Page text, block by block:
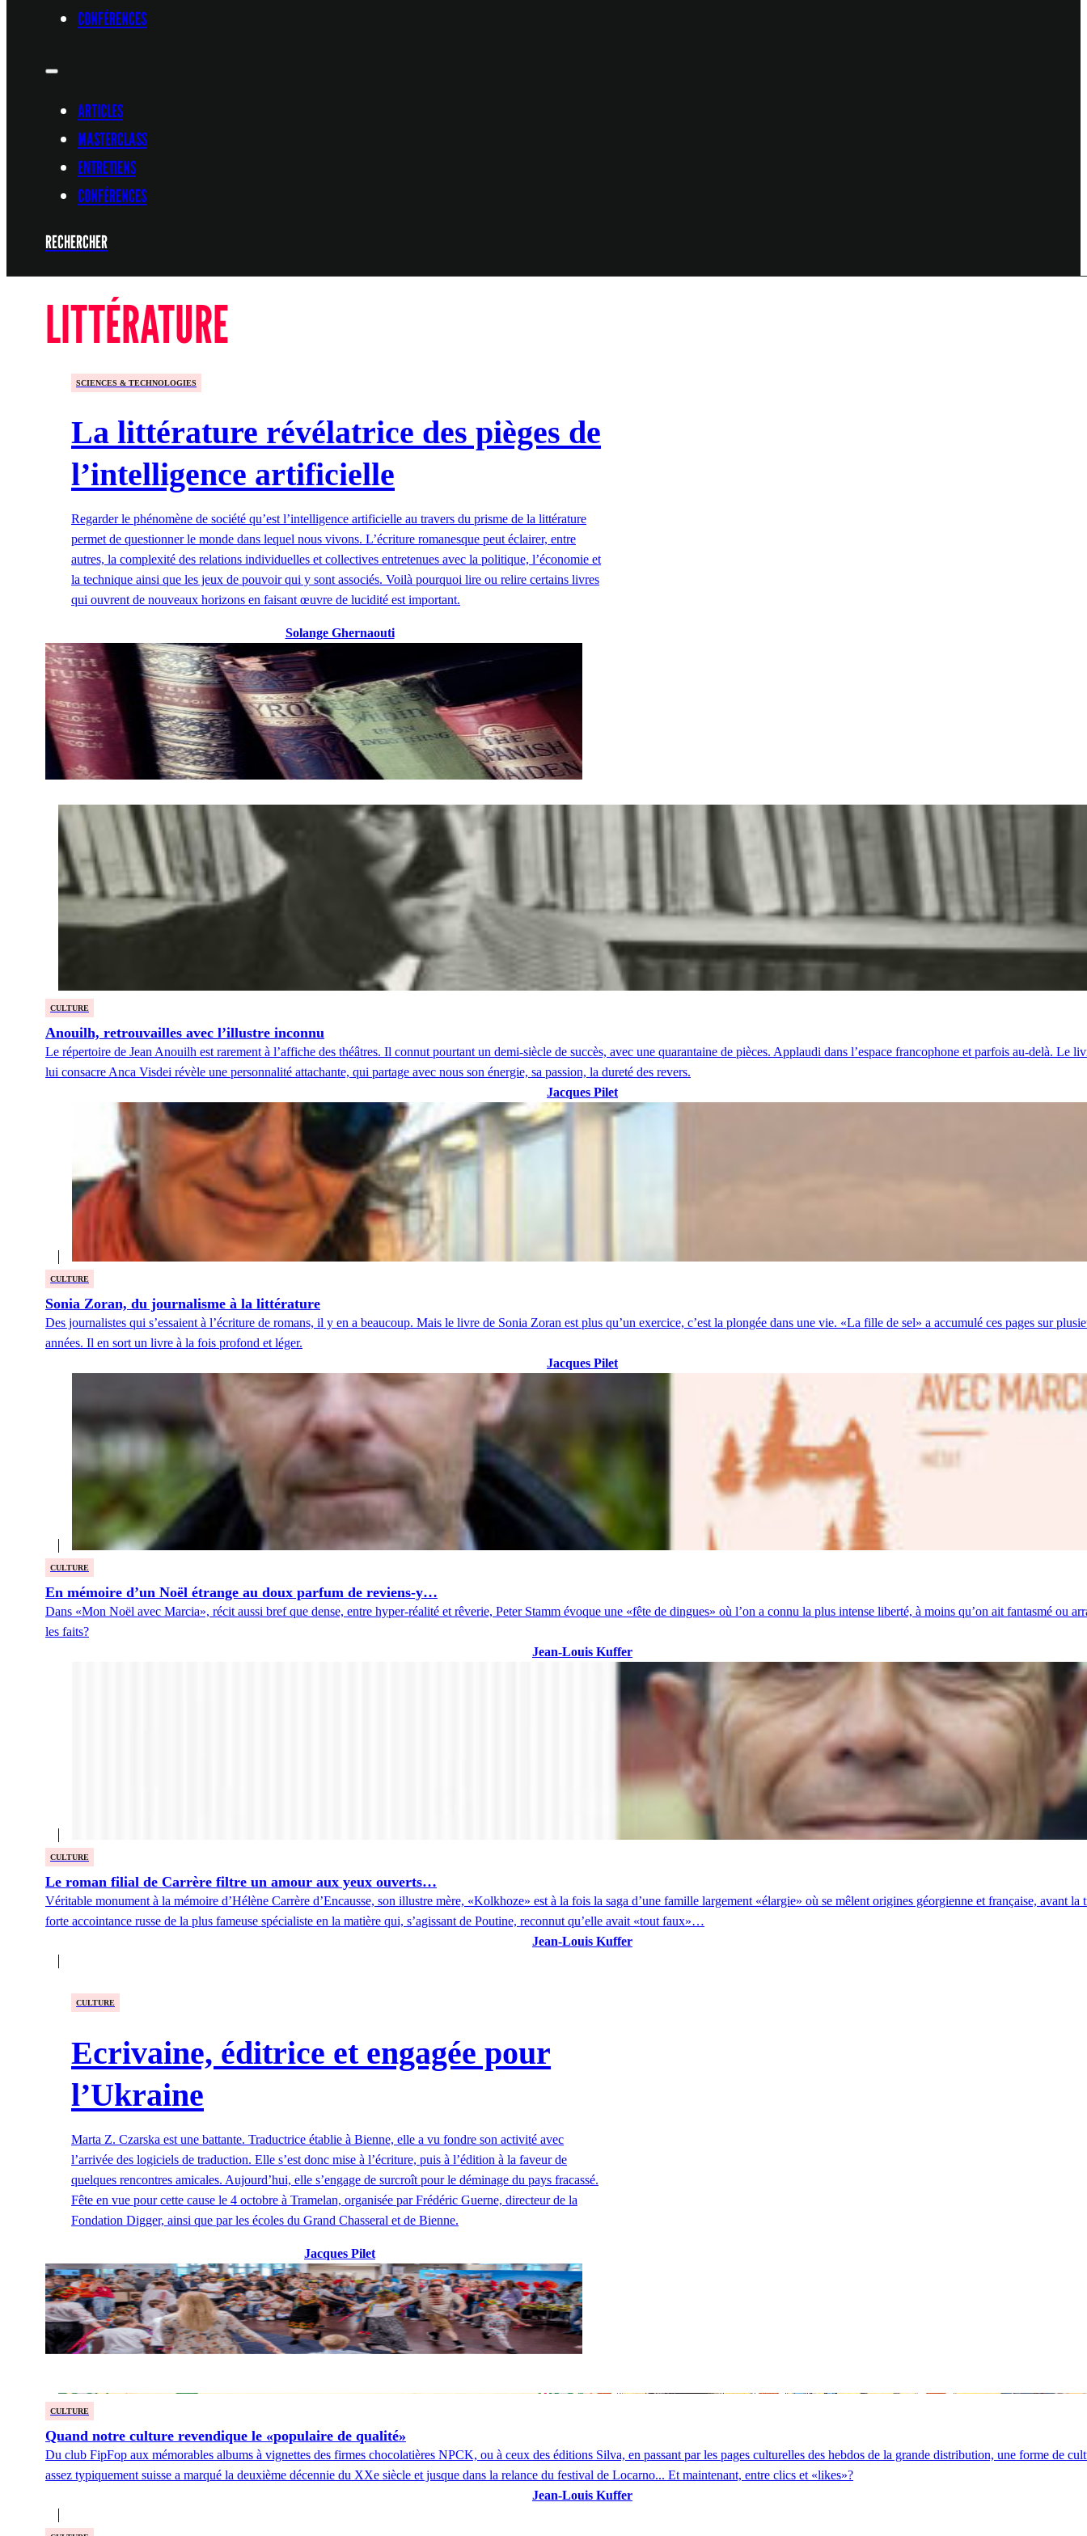
CONFÉRENCES
ARTICLES
MASTERCLASS
ENTRETIENS
CONFÉRENCES
RECHERCHER
LITTÉRATURE
SCIENCES & TECHNOLOGIES
La littérature révélatrice des pièges de
l’intelligence artificielle
Regarder le phénomène de société qu’est l’intelligence artificielle au travers du prisme de la littérature
permet de questionner le monde dans lequel nous vivons. L’écriture romanesque peut éclairer, entre
autres, la complexité des relations individuelles et collectives entretenues avec la politique, l’économie et
la technique ainsi que les jeux de pouvoir qui y sont associés. Voilà pourquoi lire ou relire certains livres
qui ouvrent de nouveaux horizons en faisant œuvre de lucidité est important.
Solange Ghernaouti
CULTURE
Anouilh, retrouvailles avec l’illustre inconnu
Le répertoire de Jean Anouilh est rarement à l’affiche des théâtres. Il connut pourtant un demi-siècle de succès, avec une quarantaine de pièces. Applaudi dans l’espace francophone et parfois au-delà. Le
lui consacre Anca Visdei révèle une personnalité attachante, qui partage avec nous son énergie, sa passion, la dureté des revers.
Jacques Pilet
CULTURE
Sonia Zoran, du journalisme à la littérature
Des journalistes qui s’essaient à l’écriture de romans, il y en a beaucoup. Mais le livre de Sonia Zoran est plus qu’un exercice, c’est la plongée dans une vie. «La fille de sel» a accumulé ces pages sur
années. Il en sort un livre à la fois profond et léger.
Jacques Pilet
CULTURE
En mémoire d’un Noël étrange au doux parfum de reviens-y…
Dans «Mon Noël avec Marcia», récit aussi bref que dense, entre hyper-réalité et rêverie, Peter Stamm évoque une «fête de dingues» où l’on a connu la plus intense liberté, à moins qu’on ait fantasmé ou
les faits?
Jean-Louis Kuffer
CULTURE
Le roman filial de Carrère filtre un amour aux yeux ouverts…
Véritable monument à la mémoire d’Hélène Carrère d’Encausse, son illustre mère, «Kolkhoze» est à la fois la saga d’une famille largement «élargie» où se mêlent origines géorgienne et française, avant la
forte accointance russe de la plus fameuse spécialiste en la matière qui, s’agissant de Poutine, reconnut qu’elle avait «tout faux»…
Jean-Louis Kuffer
CULTURE
Ecrivaine, éditrice et engagée pour
l’Ukraine
Marta Z. Czarska est une battante. Traductrice établie à Bienne, elle a vu fondre son activité avec
l’arrivée des logiciels de traduction. Elle s’est donc mise à l’écriture, puis à l’édition à la faveur de
quelques rencontres amicales. Aujourd’hui, elle s’engage de surcroît pour le déminage du pays fracassé.
Fête en vue pour cette cause le 4 octobre à Tramelan, organisée par Frédéric Guerne, directeur de la
Fondation Digger, ainsi que par les écoles du Grand Chasseral et de Bienne.
Jacques Pilet
CULTURE
Quand notre culture revendique le «populaire de qualité»
Du club FipFop aux mémorables albums à vignettes des firmes chocolatières NPCK, ou à ceux des éditions Silva, en passant par les pages culturelles des hebdos de la grande distribution, une forme de
assez typiquement suisse a marqué la deuxième décennie du XXe siècle et jusque dans la relance du festival de Locarno... Et maintenant, entre clics et «likes»?
Jean-Louis Kuffer